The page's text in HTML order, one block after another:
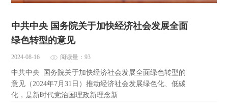
中共中央 国务院关于加快经济社会发展全面
绿色转型的意见
2024-08-16 阅读量：93
中共中央 国务院关于加快经济社会发展全面绿色转型的
意见（2024年7月31日）推动经济社会发展绿色化、低碳
化，是新时代党治国理政新理念新